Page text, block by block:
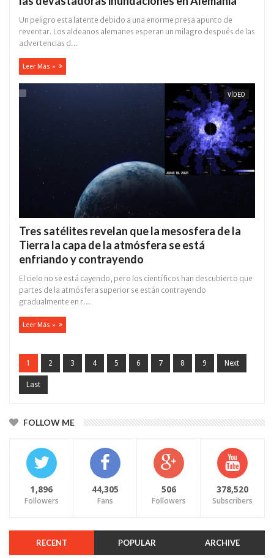
Un peligro esta latente debido a una enorme presa apunto de
reventar. Los aldeanos alemanes esperan un milagro después de las
advertencias d...
Leer Más »
VÍDEO
Tres satélites revelan que la mesosfera de la
Tierra la capa de la atmósfera se está
enfriando y contrayendo
El cielo no se está cayendo, pero los científicos han descubierto que
partes de la atmósfera superior se están contrayendo
gradualmente en r...
Leer Más »
1 2 3 4 5 6 7 8 9 Next
Last
FOLLOW ME
1,896
Followers
44,305
Fans
506
Followers
378,520
Subscribers
RECENT POPULAR ARCHIVE